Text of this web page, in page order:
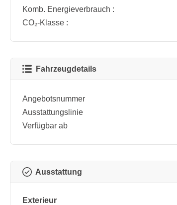
Komb. Energieverbrauch :
CO₂-Klasse :
Fahrzeugdetails
Angebotsnummer
Ausstattungslinie
Verfügbar ab
Ausstattung
Exterieur